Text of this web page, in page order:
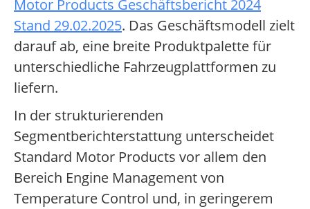
Motor Products Geschäftsbericht 2024
Stand 29.02.2025. Das Geschäftsmodell zielt
darauf ab, eine breite Produktpalette für
unterschiedliche Fahrzeugplattformen zu
liefern.
In der strukturierenden
Segmentberichterstattung unterscheidet
Standard Motor Products vor allem den
Bereich Engine Management von
Temperature Control und, in geringerem